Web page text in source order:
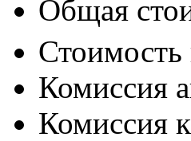
Общая
Стоимость
Комиссия
Комиссия